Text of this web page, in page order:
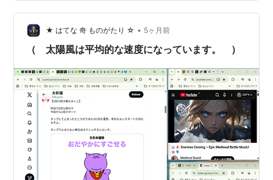
で観られるのは、あと『水星』の計４つで 『天王星』と
『海王星』は、望遠鏡じゃないと 観られないそうです。
さっき知ったのですが、『Ｓ…
★ はてな 奇 ものがたり ☆ • 5ヶ月前
（ 太陽風は平均的な速度になっています。 ）